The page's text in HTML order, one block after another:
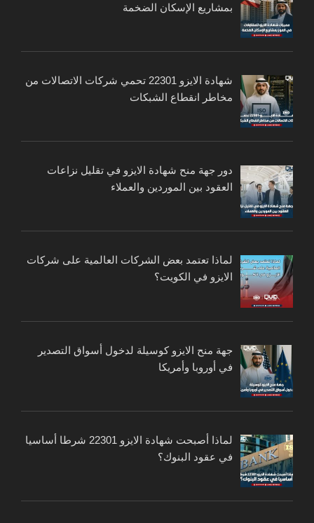
بمشاريع الإسكان الضخمة
شهادة الايزو 22301 تحمي شركات الاتصالات من
مخاطر انقطاع الشبكات
دور جهة منح شهادة الايزو في تقليل نزاعات
العقود بين الموردين والعملاء
لماذا تعتمد بعض الشركات العالمية على شركات
الايزو في الكويت؟
جهة منح الايزو كوسيلة لدخول أسواق التصدير
في أوروبا وأمريكا
لماذا أصبحت شهادة الايزو 22301 شرطا أساسيا
في عقود البنوك؟